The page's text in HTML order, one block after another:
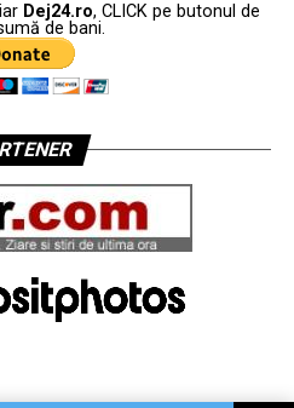
Dej24.ro, CLICK pe butonul de
de bani.